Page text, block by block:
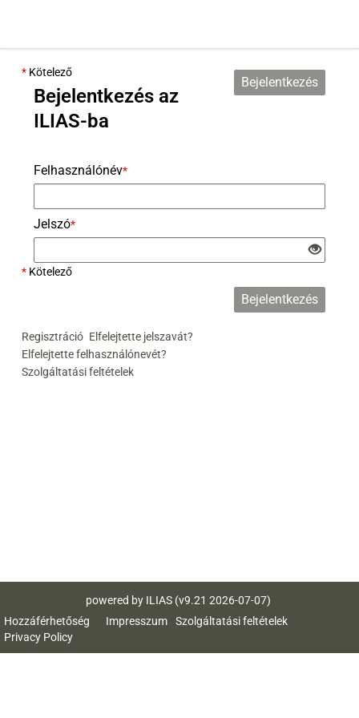
Bejelentkezés
* Kötelező
Bejelentkezés az
ILIAS-ba
Felhasználónév*
Jelszó*
* Kötelező
Bejelentkezés
Regisztráció Elfelejtette jelszavát?
Elfelejtette felhasználónevét?
Szolgáltatási feltételek
powered by ILIAS (v9.21 2026-07-07)
Impresszum
Hozzáférhetőség
Szolgáltatási feltételek
Privacy Policy